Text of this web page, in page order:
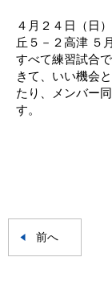
４月２４日（日
丘５－２高津 ５
すべて練習試合
きて、いい機会
たり、メンバー
す。
前へ